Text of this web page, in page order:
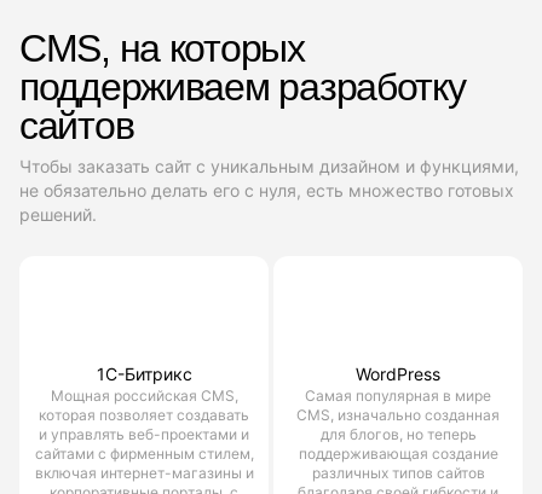
CMS, на которых
поддерживаем разработку
сайтов
Чтобы заказать сайт с уникальным дизайном и функциями,
не обязательно делать его с нуля, есть множество готовых
решений.
1С-Битрикс
Мощная российская CMS,
которая позволяет создавать
и управлять веб-проектами и
сайтами с фирменным стилем,
включая интернет-магазины и
WordPress
Самая популярная в мире
CMS, изначально созданная
для блогов, но теперь
поддерживающая создание
различных типов сайтов